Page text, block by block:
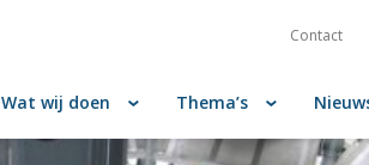
Contact
Wat wij doen Thema’s